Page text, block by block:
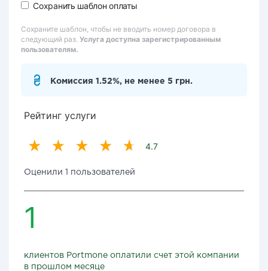
Сохранить шаблон оплаты
Сохраните шаблон, чтобы не вводить номер договора в
следующий раз. Услуга доступна зарегистрированным
пользователям.
Комиссия 1.52%, не менее 5 грн.
Рейтинг услуги
4.7
Оценили 1 пользователей
1
клиентов Portmone оплатили счет этой компании
в прошлом месяце